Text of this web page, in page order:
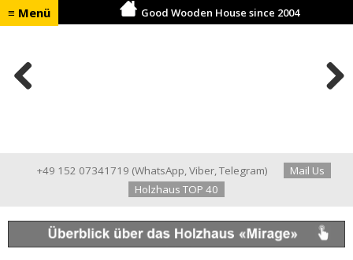
≡ Menü Good Wooden House since 2004
+49 152 07341719 (WhatsApp,Viber,Telegram)
Mail Us
Holzhaus TOP 40